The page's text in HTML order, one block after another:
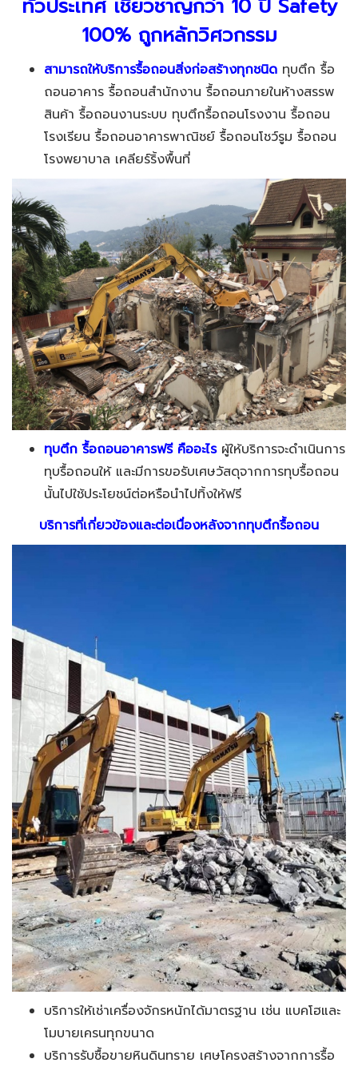
ทั่วประเทศ เชี่ยวชาญกว่า 10 ปี Safety
100% ถูกหลักวิศวกรรม
สามารถให้บริการรื้อถอนสิ่งก่อสร้างทุกชนิด ทุบตึก รื้อ
ถอนอาคาร รื้อถอนสำนักงาน รื้อถอนภายในห้างสรรพ
สินค้า รื้อถอนงานระบบ ทุบตึกรื้อถอนโรงงาน รื้อถอน
โรงเรียน รื้อถอนอาคารพาณิชย์ รื้อถอนโชว์รูม รื้อถอน
โรงพยาบาล เคลียร์ริ้งพื้นที่
ทุบตึก รื้อถอนอาคารฟรี คืออะไร ผู้ให้บริการจะดำเนินการ
ทุบรื้อถอนให้ และมีการขอรับเศษวัสดุจากการทุบรื้อถอน
นั้นไปใช้ประโยชน์ต่อหรือนำไปทิ้งให้ฟรี
บริการที่เกี่ยวข้องและต่อเนื่องหลังจากทุบตึกรื้อถอน
บริการให้เช่าเครื่องจักรหนักได้มาตรฐาน เช่น แบคโฮและ
โมบายเครนทุกขนาด
บริการรับซื้อขายหินดินทราย เศษโครงสร้างจากการรื้อ